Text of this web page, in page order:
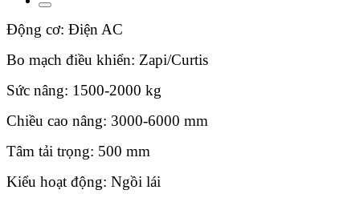
Động cơ: Điện AC
Bo mạch điều khiển: Zapi/Curtis
Sức nâng: 1500-2000 kg
Chiều cao nâng: 3000-6000 mm
Tâm tải trọng: 500 mm
Kiểu hoạt động: Ngồi lái